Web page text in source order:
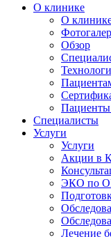
О клинике
О
Обзор
Специалисты
Услуги
Услуги
Акции в
ЭКО по
Лечение